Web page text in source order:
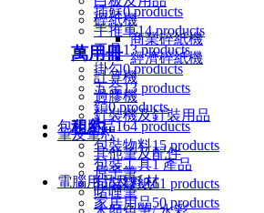
碎紙機
商業碎紙機
經濟碎紙機
計算機
過膠機
釘裝機及釘裝用品
筆及筆芯
其他筆及配件
原子筆
啫哩筆
萬用冊
租約
電腦用品及耗材
插蘇0 products
手推車14 products
工具13 products
掛勾0 products
五金13 products
鎖0 products
包裝用品164 products
包裝物料15 products
包裝工具1 產品
包裝膠紙61 products
家居用品50 products